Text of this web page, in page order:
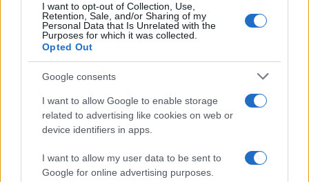
I want to opt-out of Collection, Use,
Retention, Sale, and/or Sharing of my
Personal Data that Is Unrelated with the
Purposes for which it was collected.
Opted Out
Google consents
I want to allow Google to enable storage
related to advertising like cookies on web or
device identifiers in apps.
I want to allow my user data to be sent to
Google for online advertising purposes.
GAMING NEWS